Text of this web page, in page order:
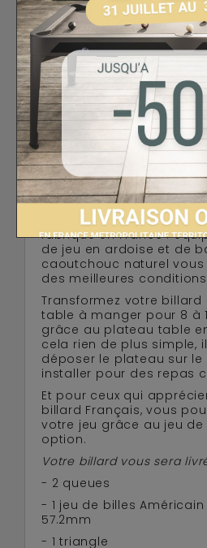
AVIS
LIVRAISON
Le billard convertible
subtil mélange du style
et du style rétro sixties !
fluide s'intégrera
intérieur moderne. Le
disponible dans 4
tapis pour s'accorder
décoration intérieure. La
est un billard design de
fabriqué en France :
de jeu en ardoise et de
caoutchouc naturel vous
des meilleures
Transformez votre billard
table à manger pour 8 à
grâce au plateau table
cela rien de plus simple,
déposer le plateau sur
installer pour des repas
Et pour ceux qui
billard Français, vous
votre jeu grâce au jeu
option.
Votre billard vous sera
- 2 queues
- 1 jeu de billes
57.2mm
- 1 triangle